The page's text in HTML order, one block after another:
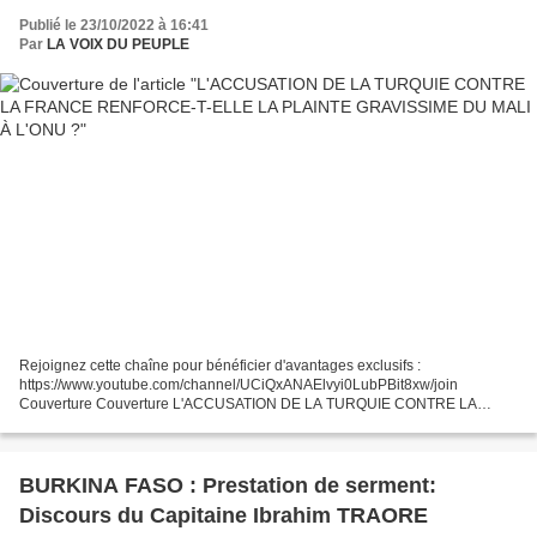
Publié le 23/10/2022 à 16:41
Par LA VOIX DU PEUPLE
Rejoignez cette chaîne pour bénéficier d'avantages exclusifs :
https://www.youtube.com/channel/UCiQxANAElvyi0LubPBit8xw/join
Couverture Couverture L'ACCUSATION DE LA TURQUIE CONTRE LA
? Réélu...
BURKINA FASO : Prestation de serment:
Discours du Capitaine Ibrahim TRAORE